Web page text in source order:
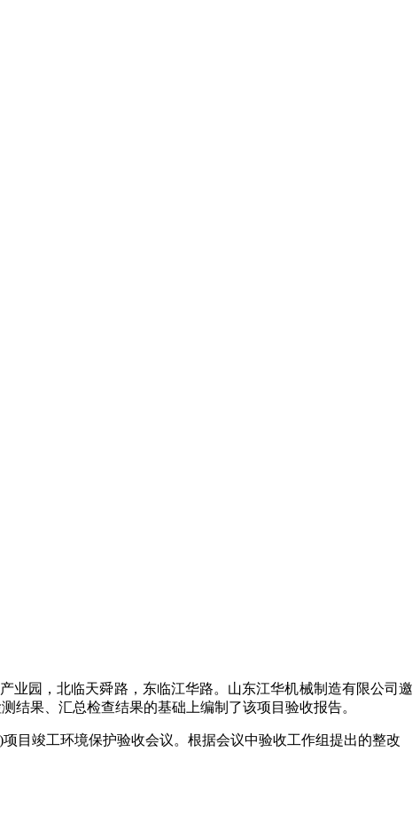
业园，北临天舜路，东临江华路。 山东江华机械制造有限公司邀
结果、汇总检查结果的基础上编制了该项目验收报告。
)项目 竣工环境保护验收会议。 根据会议中验收工作组提出的整改